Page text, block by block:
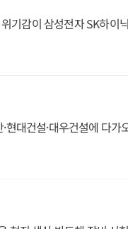
기감이 삼성전자 SK하이
현대건설·대우건설에 다가